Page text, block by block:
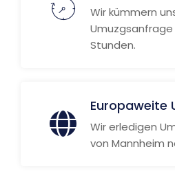
Wir kümmern
Umuzgsanfrage
Stunden.
Europaweite
Wir erledigen
von Mannheim